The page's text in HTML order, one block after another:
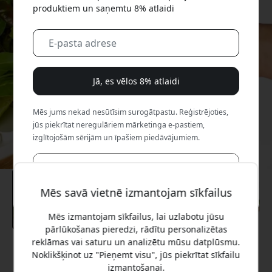
Ieteicamā cena
Mēs savā vietnē izmantojam sīkfailus
Mēs izmantojam sīkfailus, lai uzlabotu jūsu
pārlūkošanas pieredzi, rādītu personalizētas
reklāmas vai saturu un analizētu mūsu datplūsmu.
Noklikšķinot uz "Pieņemt visu", jūs piekrītat sīkfailu
izmantošanai.
produktiem un saņemtu 8% atlaidi
Jā, es vēlos 8% atlaidi
Mēs jums nekad nesūtīsim surogātpastu. Reģistrējoties,
jūs piekrītat neregulāriem mārketinga e-pastiem,
izglītojošām sērijām un īpašiem piedāvājumiem.